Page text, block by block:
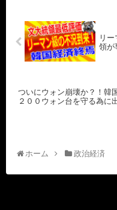
リ
領が
ついにウォン崩壊か？！韓
２００ウォン台を守る為に
ホーム 政治経済